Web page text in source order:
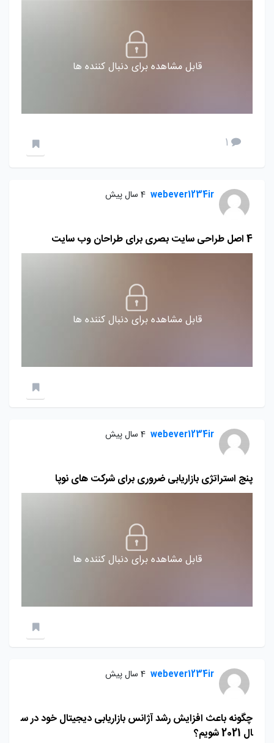
قابل مشاهده برای دنبال کننده ها
1
webever1234ir 4 سال پیش
4 اصل طراحی سایت بصری برای طراحان وب سایت
قابل مشاهده برای دنبال کننده ها
webever1234ir 4 سال پیش
پنج استراتژی بازاریابی ضروری برای شرکت های نوپا
قابل مشاهده برای دنبال کننده ها
webever1234ir 4 سال پیش
چگونه باعث افزایش رشد آژانس بازاریابی دیجیتال خود در س
ال 2021 شویم؟